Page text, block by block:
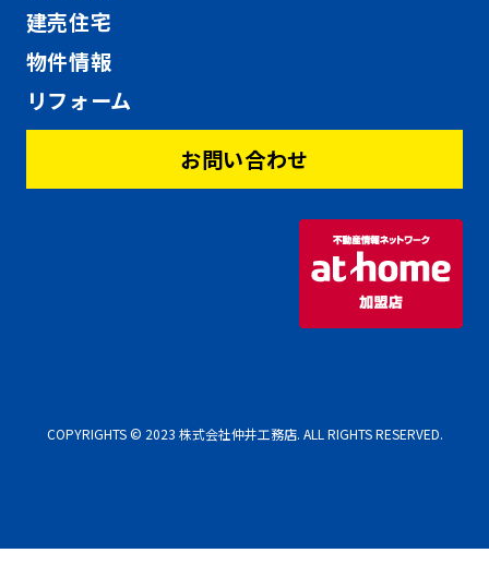
建売住宅
物件情報
リフォーム
お問い合わせ
COPYRIGHTS © 2023 株式会社仲井工務店. ALL RIGHTS RESERVED.